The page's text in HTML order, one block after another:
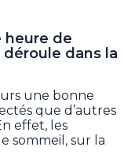
heure de
dans la
une bonne
que d’autres
effet, les
sommeil, sur la